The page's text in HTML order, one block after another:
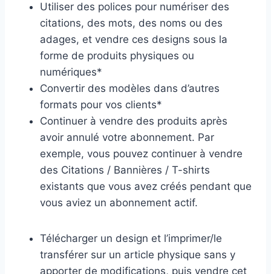
Utiliser des polices pour numériser des
citations, des mots, des noms ou des
adages, et vendre ces designs sous la
forme de produits physiques ou
numériques*
Convertir des modèles dans d’autres
formats pour vos clients*
Continuer à vendre des produits après
avoir annulé votre abonnement. Par
exemple, vous pouvez continuer à vendre
des Citations / Bannières / T-shirts
existants que vous avez créés pendant que
vous aviez un abonnement actif.
Télécharger un design et l’imprimer/le
transférer sur un article physique sans y
apporter de modifications, puis vendre cet